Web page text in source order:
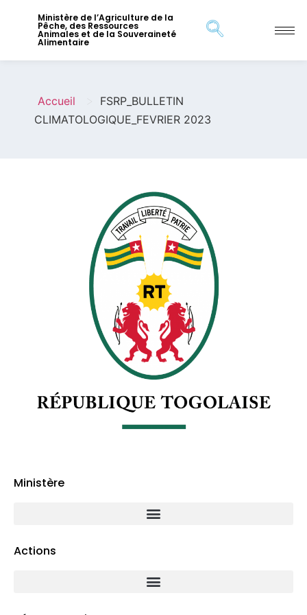
Ministère de l’Agriculture de la
Pêche, des Ressources
Animales et de la Souveraineté
Alimentaire
Accueil
FSRP_BULLETIN
CLIMATOLOGIQUE_FEVRIER 2023
Ministère
Actions